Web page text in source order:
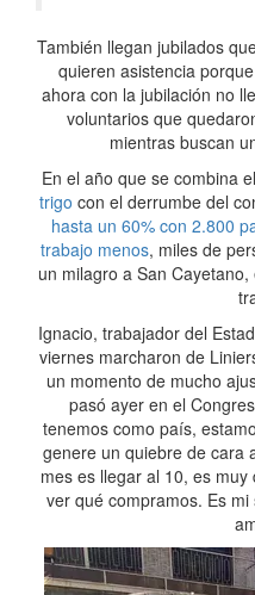
También llegan jubilados
quieren asistencia
ahora con la jubilación no
voluntarios que
mientras buscan
En el año que se combina el
trigo con el derrumbe del
hasta un 60% con 2.800
trabajo menos, miles de
un milagro a San
Ignacio, trabajador del
viernes marcharon de
un momento de mucho
pasó ayer en el
tenemos como país,
genere un quiebre de cara
mes es llegar al 10, es
ver qué compramos. Es